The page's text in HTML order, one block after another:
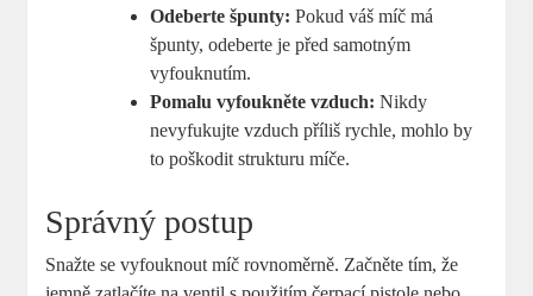
Odeberte špunty: Pokud váš míč má
špunty, odeberte je před samotným
vyfouknutím.
Pomalu vyfoukněte vzduch: Nikdy
nevyfukujte vzduch příliš rychle, mohlo by
to poškodit strukturu míče.
Správný postup
Snažte se vyfouknout míč rovnoměrně. Začněte tím, že